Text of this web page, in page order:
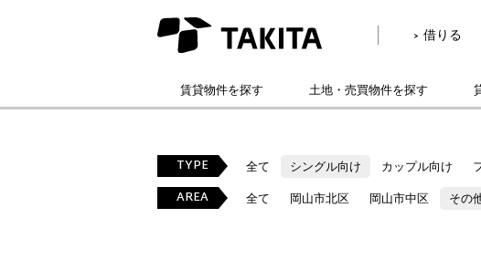
借りる
賃貸物件を探す 土地・売買物件を探す
TYPE 全て シングル向け カップル向け
AREA 全て 岡山市北区 岡山市中区 その